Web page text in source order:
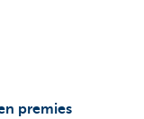
premies